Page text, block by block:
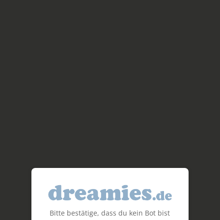
Bitte bestätige, dass du kein Bot bist